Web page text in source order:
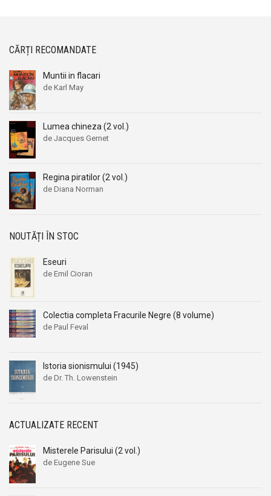
CĂRȚI RECOMANDATE
Muntii in flacari
de Karl May
Lumea chineza (2 vol.)
de Jacques Gernet
Regina piratilor (2 vol.)
de Diana Norman
NOUTĂȚI ÎN STOC
Eseuri
de Emil Cioran
Colectia completa Fracurile Negre (8 volume)
de Paul Feval
Istoria sionismului (1945)
de Dr. Th. Lowenstein
ACTUALIZATE RECENT
Misterele Parisului (2 vol.)
de Eugene Sue